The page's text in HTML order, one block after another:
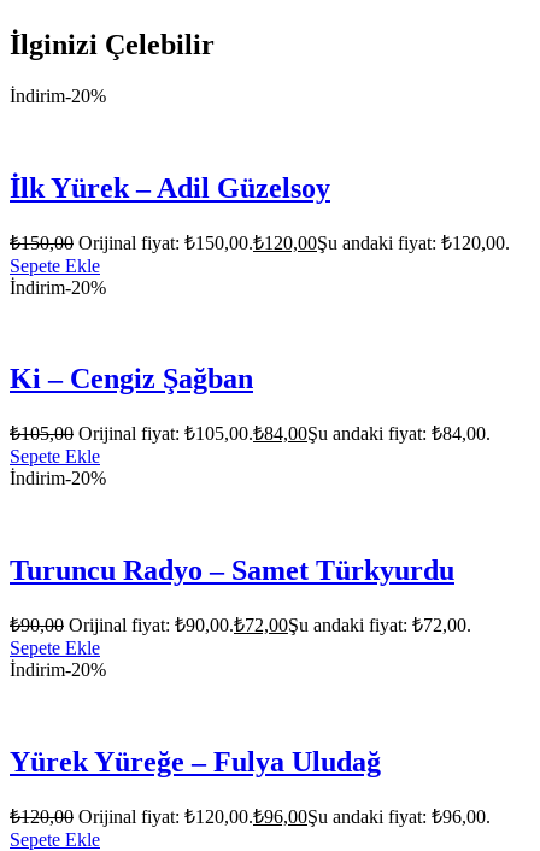
İlginizi Çelebilir
İndirim-20%
İlk Yürek – Adil Güzelsoy
₺150,00 Orijinal fiyat: ₺150,00.₺120,00Şu andaki fiyat: ₺120,00.
Sepete Ekle
İndirim-20%
Ki – Cengiz Şağban
₺105,00 Orijinal fiyat: ₺105,00.₺84,00Şu andaki fiyat: ₺84,00.
Sepete Ekle
İndirim-20%
Turuncu Radyo – Samet Türkyurdu
₺90,00 Orijinal fiyat: ₺90,00.₺72,00Şu andaki fiyat: ₺72,00.
Sepete Ekle
İndirim-20%
Yürek Yüreğe – Fulya Uludağ
₺120,00 Orijinal fiyat: ₺120,00.₺96,00Şu andaki fiyat: ₺96,00.
Sepete Ekle